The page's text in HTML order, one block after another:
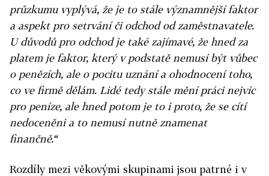
průzkumu vyplývá, že je to stále významnější faktor
a aspekt pro setrvání či odchod od zaměstnavatele.
U důvodů pro odchod je také zajímavé, že hned za
platem je faktor, který v podstatě nemusí být vůbec
o penězích, ale o pocitu uznání a ohodnocení toho,
co ve firmě dělám. Lidé tedy stále mění práci nejvíc
pro peníze, ale hned potom je to i proto, že se cítí
nedoceněni a to nemusí nutně znamenat
finančně.“
Rozdíly mezi věkovými skupinami jsou patrné i v